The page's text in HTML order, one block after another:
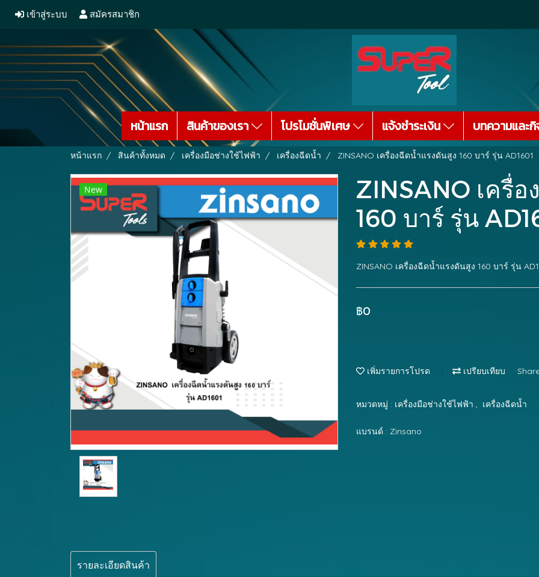
เข้าสู่ระบบ สมัครสมาชิก
หน้าแรก สินค้าของเรา โปรโมชั่นพิเศษ แจ้งชำระเงิน บทความและ
หน้าแรก สินค้าทั้งหมด เครื่องมือช่างใช้ไฟฟ้า เครื่องฉีดน้ำ ZINSANO เครื่องฉีดน้ำแรงดันสูง 160 บาร์ รุ่น AD1601
New
ZINSANO เครื่
160 บาร์ รุ่น
ZINSANO เครื่องฉีดน้ำแรงดันสูง 160 บาร์ รุ่น
฿0
เพิ่มรายการโปรด เปรียบเทียบ
หมวดหมู่ : เครื่องมือช่างใช้ไฟฟ้า เครื่องฉีดน้ำ
แบรนด์ : Zinsano
รายละเอียดสินค้า